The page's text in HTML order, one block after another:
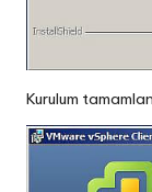
Kurulum